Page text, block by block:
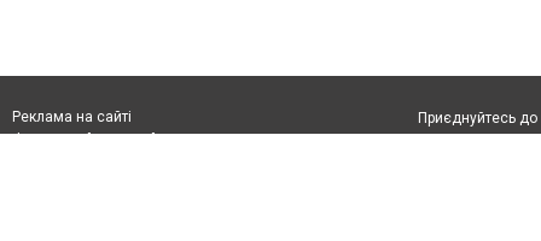
Реклама на сайті
Франшиза "CitySites"
Приєднуйтесь до